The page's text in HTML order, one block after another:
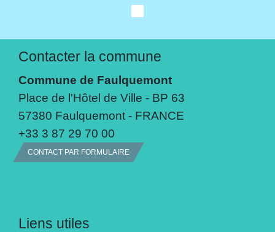
Contacter la commune
Commune de Faulquemont
Place de l'Hôtel de Ville - BP 63
57380 Faulquemont - FRANCE
+33 3 87 29 70 00
CONTACT PAR FORMULAIRE
Liens utiles